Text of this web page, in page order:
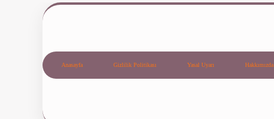
Anasayfa Gizlilik Politikası Yasal Uyarı Hakkımızda